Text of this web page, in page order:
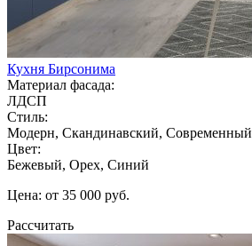
Кухня Бирсонима
Материал фасада:
ЛДСП
Стиль:
Модерн, Скандинавский, Современный
Цвет:
Бежевый, Орех, Синий
Цена: от 35 000 руб.
Рассчитать